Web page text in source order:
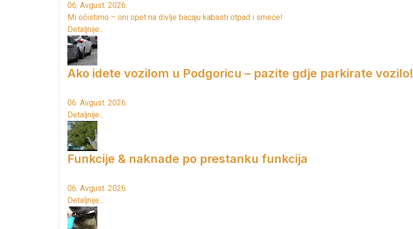
06. Avgust. 2026.
Mi očistimo – oni opet na divlje bacaju kabasti otpad i smeće!
Detaljnije...
Ako idete vozilom u Podgoricu – pazite gdje parkirate vozilo!
06. Avgust. 2026.
Detaljnije...
Funkcije & naknade po prestanku funkcija
06. Avgust. 2026.
Detaljnije...